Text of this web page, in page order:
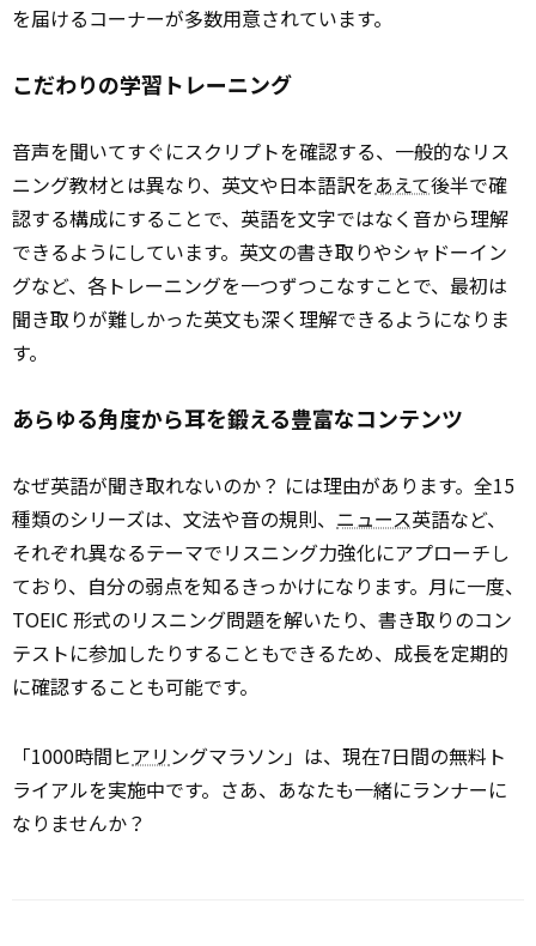
を届けるコーナーが多数用意されています。
こだわりの学習トレーニング
音声を聞いてすぐにスクリプトを確認する、一般的なリス
ニング教材とは異なり、英文や日本語訳をあえて後半で確
認する構成にすることで、英語を文字ではなく音から理解
できるようにしています。英文の書き取りやシャドーイン
グなど、各トレーニングを一つずつこなすことで、最初は
聞き取りが難しかった英文も深く理解できるようになりま
す。
あらゆる角度から耳を鍛える豊富なコンテンツ
なぜ英語が聞き取れないのか？ には理由があります。全15
種類のシリーズは、文法や音の規則、 ニュース英語など、
それぞれ異なるテーマでリスニング力強化にアプローチし
ており、自分の弱点を知るきっかけになります。月に一度、
TOEIC 形式のリスニング問題を解いたり、書き取りのコン
テストに参加したりすることもできるため、成長を定期的
に確認することも可能です。
「1000時間ヒアリ ングマラソン」は、現在7日間の無料ト
ライアルを実施中です。さあ、あなたも一緒にランナーに
なりませんか？